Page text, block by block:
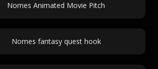
Nomes Animated Movie Pitch
Nomes fantasy quest hook